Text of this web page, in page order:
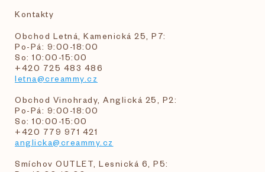
Kontakty
Obchod Letná, Kamenická 25, P7:
Po-Pá: 9:00-18:00
So: 10:00-15:00
+420 725 483 486
letna@creammy.cz
Obchod Vinohrady, Anglická 25, P2:
Po-Pá: 9:00-18:00
So: 10:00-15:00
+420 779 971 421
anglicka@creammy.cz
Smíchov OUTLET, Lesnická 6, P5: